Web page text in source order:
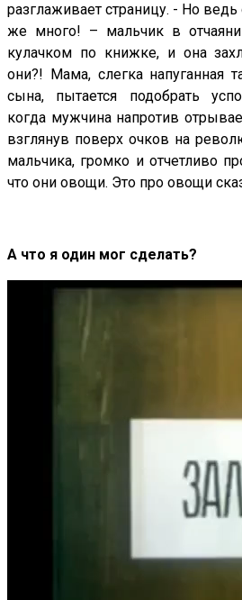
разглаживает страницу. - Но
же много! – мальчик в
кулачком по книжке, и она
они?! Мама, слегка напуганная
сына, пытается подобрать
когда мужчина напротив
взглянув поверх очков на
мальчика, громко и отчетливо
что они овощи. Это про овощи
А что я один мог сделать?